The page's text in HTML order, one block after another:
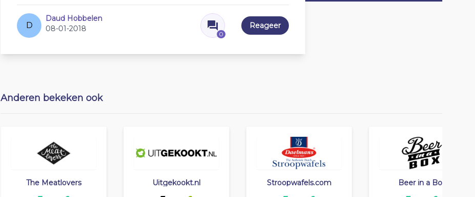
D
Daud Hobbelen
08-01-2018
0
Reageer
Anderen bekeken ook
The Meatlovers Uitgekookt.nl Stroopwafels.com Beer in a Box